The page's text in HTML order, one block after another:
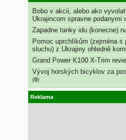
Bobo v akcii, alebo ako
Ukrajincom spravne podanymi
Zapadne tanky idu (konecne)
Pomoc uprchlíkům (zejména s
sluchu) z Ukrajiny ohledně
Grand Power K100 X-Trim
Vývoj horských bicyklov za
(0)
Reklama